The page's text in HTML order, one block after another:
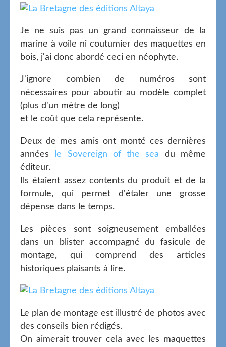
Je ne suis pas un grand connaisseur de la
marine à voile ni coutumier des maquettes en
bois, j'ai donc abordé ceci en néophyte.
J'ignore combien de numéros sont
nécessaires pour aboutir au modèle complet
(plus d'un mètre de long)
et le coût que cela représente.
Deux de mes amis ont monté ces dernières
années
le Sovereign of the sea du même
éditeur.
Ils étaient assez contents du produit et de la
formule, qui permet d'étaler une grosse
dépense dans le temps.
Les pièces sont soigneusement emballées
dans un blister accompagné du fasicule de
montage, qui comprend des articles
historiques plaisants à lire.
Le plan de montage est illustré de photos avec
des conseils bien rédigés.
On aimerait trouver cela avec les maquettes